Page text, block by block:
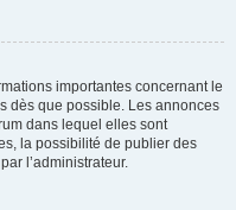
importantes concernant le
dès que possible. Les annonces
dans lequel elles sont
la possibilité de publier des
l’administrateur.